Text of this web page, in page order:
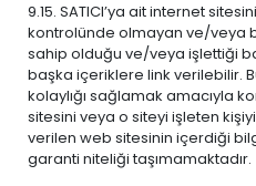
9.15. SATICI’ya ait internet
kontrolünde olmayan ve/veya
sahip olduğu ve/veya işlettiği
başka içeriklere link verilebilir.
kolaylığı sağlamak amacıyla
sitesini veya o siteyi işleten
verilen web sitesinin içerdiği
garanti niteliği taşımamaktadır.